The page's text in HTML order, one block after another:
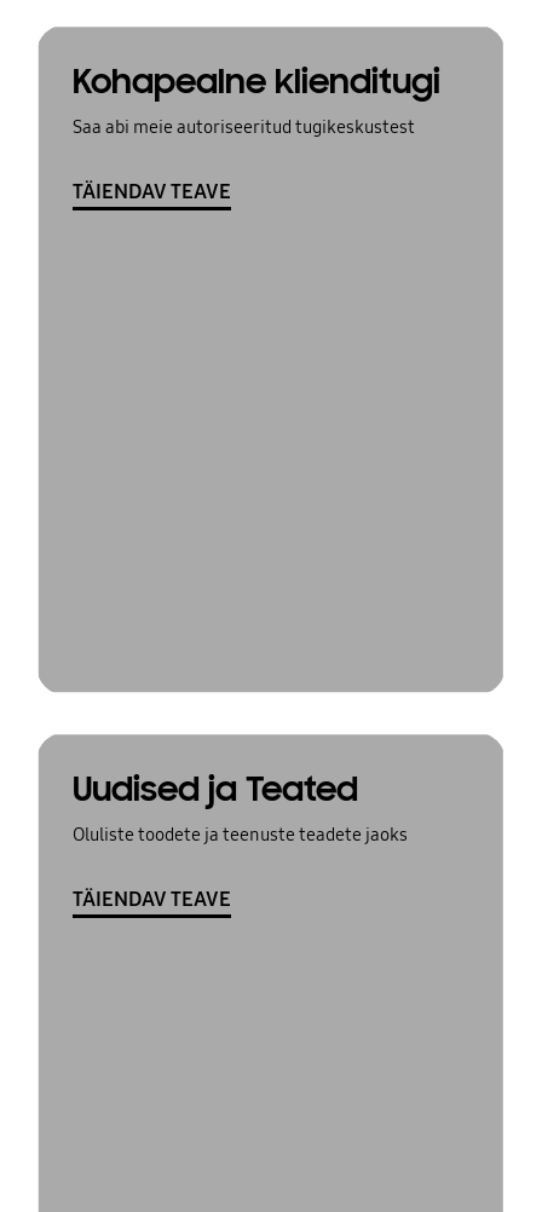
Kohapealne klienditugi
Saa abi meie autoriseeritud tugikeskustest
TÄIENDAV TEAVE
Uudised ja Teated
Oluliste toodete ja teenuste teadete jaoks
TÄIENDAV TEAVE